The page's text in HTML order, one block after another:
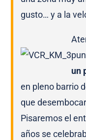
gusto… y a la
un
en pleno barrio
que
Pisaremos el
años se